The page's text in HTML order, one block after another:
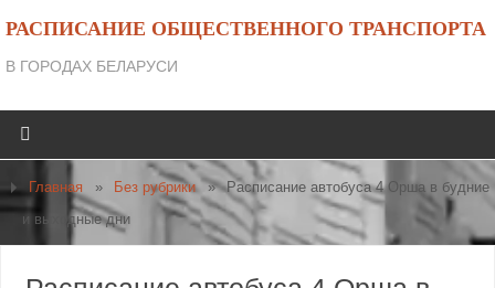
РАСПИСАНИЕ ОБЩЕСТВЕННОГО ТРАНСПОРТА
В ГОРОДАХ БЕЛАРУСИ
Главная » Без рубрики » Расписание автобуса 4 Орша в будние
и выходные дни